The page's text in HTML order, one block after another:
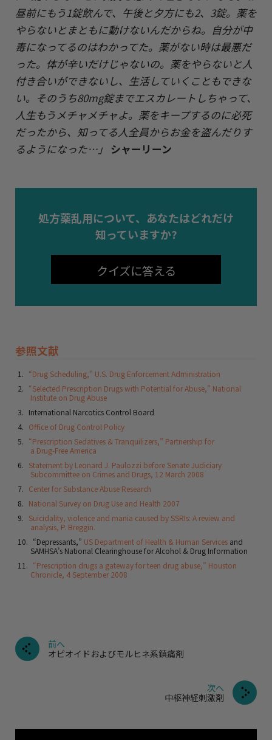
昼前にもう1錠飲んで、午後と夕方にも2、3錠。薬を
やらないとまともに動けないんだからね。自分が中
毒になってるのはわかってた。薬がない時は最悪だ
った。体が辛いだけじゃないの。薬をやらないと人
付き合いができないし、生活していくこともできな
い。そのうち80mg錠までエスカレートしちゃって、
人生もうメチャメチャよ。 薬をキープするのに必死
だったから、知ってる人全員からお金を盗んだりす
るようになった…」 シャーリーン
処方薬乱用について、あなたはどれだけ
知っていますか?
クイズに答える
参照文献
“Drug Scheduling,” U.S. Drug Enforcement Administration
“Selected Prescription Drugs with Potential for Abuse,” National
Institute on Drug Abuse
International Narcotics Control Board
Office of Drug Control Policy
“Prescription Sedatives & Tranquilizers,” Partnership for
a Drug-Free America
Statement by Leonard J. Paulozzi before Senate Judiciary
Subcommittee on Crimes and Drugs, 12 March 2008
Center for Substance Abuse Research
National Survey on Drug Use and Health 2007
Suicidality, violence and mania caused by SSRIs: A review and
analysis, P. Breggin.
“Depressants,” US Department of Health & Human Services and
SAMHSA’s National Clearinghouse for Alcohol & Drug Information
“Prescription drugs a gateway for teen drug abuse,” Houston
Chronicle, 4 September 2008
前へ
オピオイドおよびモルヒネ系鎮痛剤
次へ
中枢神経刺激剤